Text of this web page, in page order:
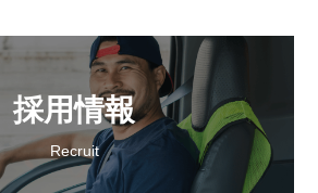
採用情報
Recruit